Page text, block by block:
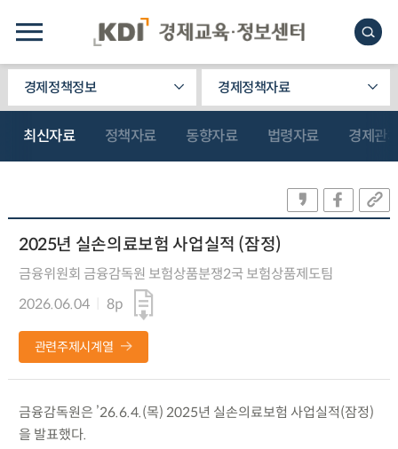
경제정책정보 경제정책자료
최신자료 정책자료 동향자료 법령자료 경제관
2025년 실손의료보험 사업실적 (잠정)
금융위원회 금융감독원 보험상품분쟁2국 보험상품제도팀
2026.06.04
8p
관련주제시계열
금융감독원은 ’26.6.4.(목) 2025년 실손의료보험 사업실적(잠정)
을 발표했다.